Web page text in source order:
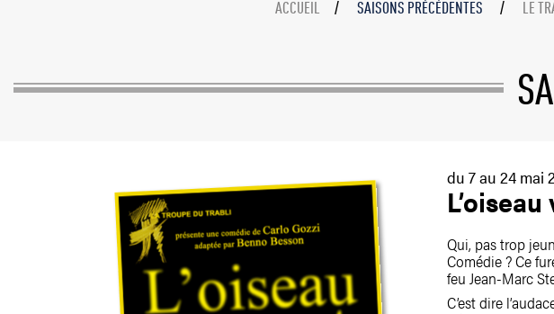
ACCUEIL SAISONS PRÉCÉDENTES LE
du 7 au 24 mai
Qui, pas trop
Comédie ? Ce
feu Jean-Marc
C’est dire